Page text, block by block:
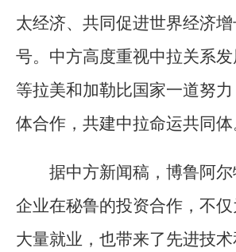
太经济、共同促进世界经济
号。中方高度重视中拉关系
等拉美和加勒比国家一道努
体合作，共建中拉命运共同体
据中方新闻稿，博鲁阿
企业在秘鲁的投资合作，不
大量就业，也带来了先进技